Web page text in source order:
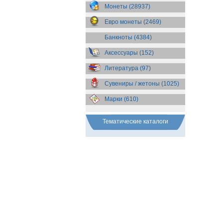
Бразилия(55)
Брит. Антарктические
территории(36)
Брит. Виргинские острова(47)
Брит. Восточная Африка
Брит. Западная Африка(25)
Брит. Ост-Индийская компания
(11)
Брит. территория в Индийском
океане(24)
Бруней(4)
Бурунди(2)
Бутан(10)
Ватикан(85)
Великобритания(308)
Венгрия(179)
Монеты (28937)
Евро монеты (2469)
Банкноты (4384)
Аксессуары (152)
Литература (97)
Сувениры / жетоны (1025)
Марки (610)
Тематические каталоги